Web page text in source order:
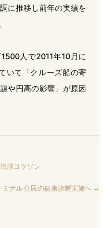
に推移し前年の実績を
人で2011年10月に
いて「クルーズ船の寄
や円高の影響」が原因
球コラソン
ナル 住民の健康診断実施へ →